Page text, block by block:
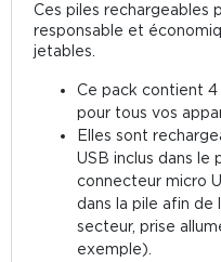
Ces piles rechargeables
responsable et
jetables.
Ce pack contient
pour tous vos
Elles sont
USB inclus dans le
connecteur micro
dans la pile afin de
secteur, prise
exemple).